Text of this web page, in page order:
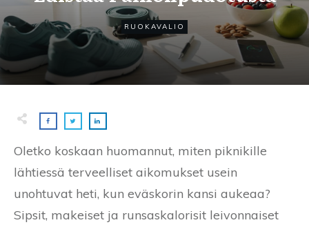
RUOKAVALIO
Oletko koskaan huomannut, miten piknikille
lähtiessä terveelliset aikomukset usein
unohtuvat heti, kun eväskorin kansi aukeaa?
Sipsit, makeiset ja runsaskalorisit leivonnaiset